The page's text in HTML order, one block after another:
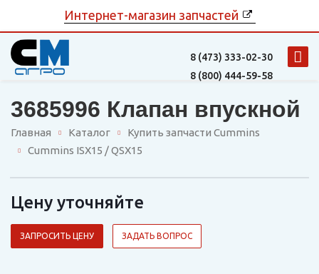
Интернет-магазин запчастей
8 (473) 333-02-30
8 (800) 444-59-58
3685996 Клапан впускной
Главная Каталог
Купить запчасти Cummins
Cummins ISX15 / QSX15
Цену уточняйте
ЗАПРОСИТЬ ЦЕНУ ЗАДАТЬ ВОПРОС